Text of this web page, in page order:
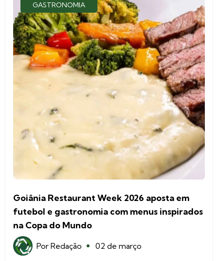
GASTRONOMIA
Goiânia Restaurant Week 2026 aposta em
futebol e gastronomia com menus inspirados
na Copa do Mundo
Por Redação 02 de março